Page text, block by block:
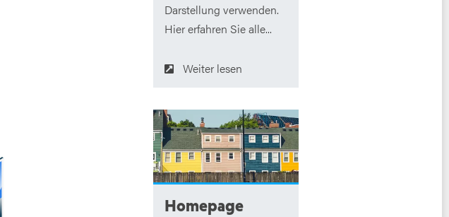
Darstellung verwenden.
Hier erfahren Sie alle...
Weiter lesen
Homepage